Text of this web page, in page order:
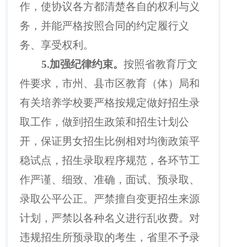
作，使协议各方都清楚各自的权利与义
务，并能严格按照合同的约定履行义
务、享受权利。
5.加强纪律约束。按照省教育厅文
件要求，市州、县市区教育（体）局和
有关培养学校要严格按规定做好招生录
取工作，做到招生政策和招生计划公
开，保证男女招生比例相对均衡政策平
稳试点，招生录取程序规范，各环节工
作严谨、细致、准确，面试、预录取、
录取公平公正。严禁擅自变更招生来源
计划，严禁以各种名义进行乱收费。对
违规招生所预录取的考生，省里不予录